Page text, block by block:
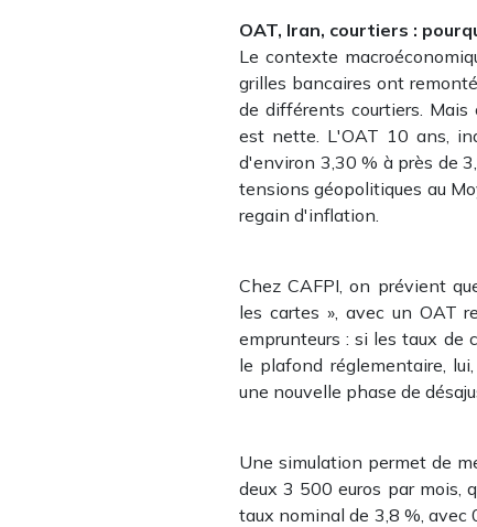
OAT, Iran, courtiers :
Le contexte
grilles bancaires ont
de différents courtiers.
est nette. L'OAT 10 ans,
d'environ 3,30 % à près de
tensions géopolitiques au
regain d'inflation.
Chez CAFPI, on prévient
les cartes », avec un OAT
emprunteurs : si les taux de
le plafond réglementaire,
une nouvelle phase de
Une simulation permet de
deux 3 500 euros par mois,
taux nominal de 3,8 %, avec